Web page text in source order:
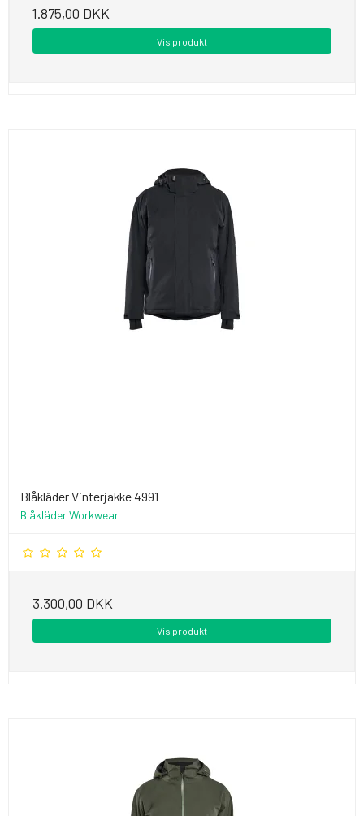
1.875,00 DKK
Vis produkt
Blåkläder Vinterjakke 4991
Blåkläder Workwear
3.300,00 DKK
Vis produkt